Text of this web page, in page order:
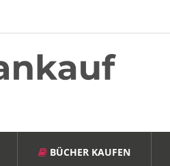
BÜCHER KAUFEN